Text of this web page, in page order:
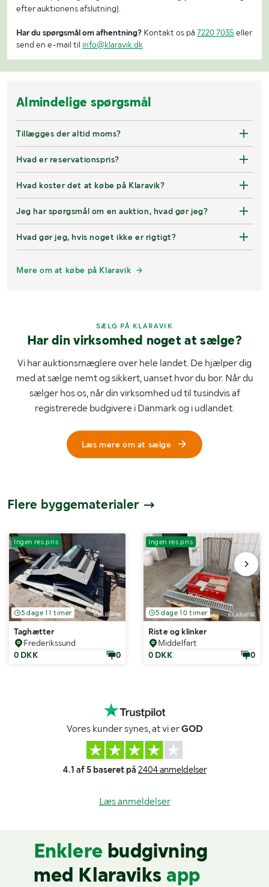
efter auktionens afslutning).
Har du spørgsmål om afhentning? Kontakt os på 7220 7035 eller
send en e-mail til info@klaravik.dk
Almindelige spørgsmål
Tillægges der altid moms?
Hvad er reservationspris?
Hvad koster det at købe på Klaravik?
Jeg har spørgsmål om en auktion, hvad gør jeg?
Hvad gør jeg, hvis noget ikke er rigtigt?
Mere om at købe på Klaravik
SÆLG PÅ KLARAVIK
Har din virksomhed noget at sælge?
Vi har auktionsmæglere over hele landet. De hjælper dig
med at sælge nemt og sikkert, uanset hvor du bor. Når du
sælger hos os, når din virksomhed ud til tusindvis af
registrerede budgivere i Danmark og i udlandet.
Læs mere om at sælge
Flere byggematerialer
Ingen res.pris
5 dage 11 timer
Taghætter
Frederikssund
0 DKK
0
Ingen res.pris
5 dage 10 timer
Riste og klinker
Middelfart
0 DKK
0
Vores kunder synes, at vi erGOD
4.1 af 5 baseret på 2404 anmeldelser
Læs anmeldelser
Enklere budgivning
med Klaraviks app